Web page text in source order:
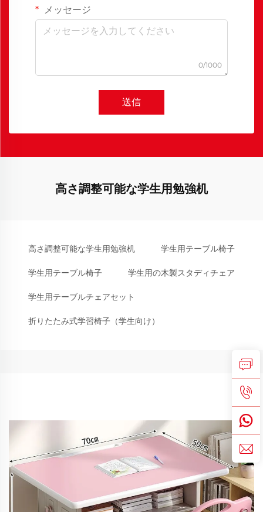
メッセージ
0/1000
送信
高さ調整可能な学生用勉強机
高さ調整可能な学生用勉強机 学生用テーブル椅子
学生用テーブル椅子 学生用の木製スタディチェア
学生用テーブルチェアセット
折りたたみ式学習椅子（学生向け）